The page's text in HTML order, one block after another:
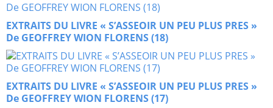
EXTRAITS DU LIVRE « S’ASSEOIR UN PEU PLUS PRES »
De GEOFFREY WION FLORENS (18)
EXTRAITS DU LIVRE « S’ASSEOIR UN PEU PLUS PRES »
De GEOFFREY WION FLORENS (17)